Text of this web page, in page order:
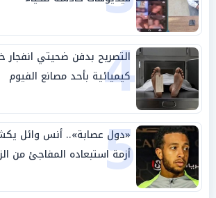
4
التصريح بدفن ضحيتي انفجار
كيميائية بأحد مصانع الفيوم
5
«دول عصابة».. أنس وائل
أزمة استبعاده المفاجئ من